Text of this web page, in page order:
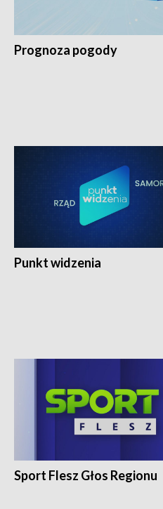
Prognoza pogody
Punkt widzenia
Sport Flesz Głos Regionu